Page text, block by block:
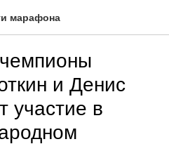
марафона
и Денис
участие в